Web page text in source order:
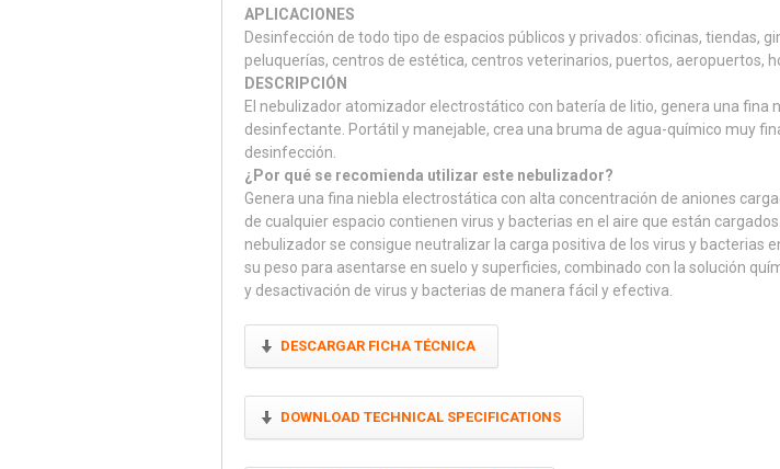
APLICACIONES
Desinfección de todo tipo de espacios públicos y privados: oficinas, tiendas,
peluquerías, centros de estética, centros veterinarios, puertos, aeropuertos,
DESCRIPCIÓN
El nebulizador atomizador electrostático con batería de litio, genera una fina
desinfectante. Portátil y manejable, crea una bruma de agua-químico muy
desinfección.
¿Por qué se recomienda utilizar este nebulizador?
Genera una fina niebla electrostática con alta concentración de aniones
de cualquier espacio contienen virus y bacterias en el aire que están
nebulizador se consigue neutralizar la carga positiva de los virus y bacterias
su peso para asentarse en suelo y superficies, combinado con la solución
y desactivación de virus y bacterias de manera fácil y efectiva.
DESCARGAR FICHA TÉCNICA
DOWNLOAD TECHNICAL SPECIFICATIONS